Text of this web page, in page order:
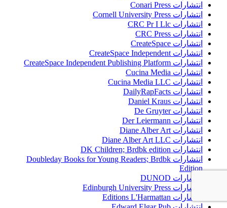
انتشارات Conari Press
انتشارات Cornell University Press
انتشارات CRC Pr I Llc
انتشارات CRC Press
انتشارات CreateSpace
انتشارات CreateSpace Independent
انتشارات CreateSpace Independent Publishing Platform
انتشارات Cucina Media
انتشارات Cucina Media LLC
انتشارات DailyRapFacts
انتشارات Daniel Kraus
انتشارات De Gruyter
انتشارات Der Leiermann
انتشارات Diane Alber Art
انتشارات Diane Alber Art LLC
انتشارات DK Children; Brdbk edition
انتشارات Doubleday Books for Young Readers; Brdbk
Edition
انتشارات DUNOD
انتشارات Edinburgh University Press
انتشارات Editions L'Harmattan